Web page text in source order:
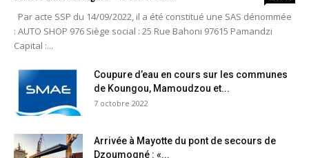
Par acte SSP du 14/09/2022, il a été constitué une SAS dénommée
: AUTO SHOP 976 Siège social : 25 Rue Bahoni 97615 Pamandzi
Capital :...
Coupure d’eau en cours sur les communes
de Koungou, Mamoudzou et...
7 octobre 2022
Arrivée à Mayotte du pont de secours de
Dzoumogné : «...